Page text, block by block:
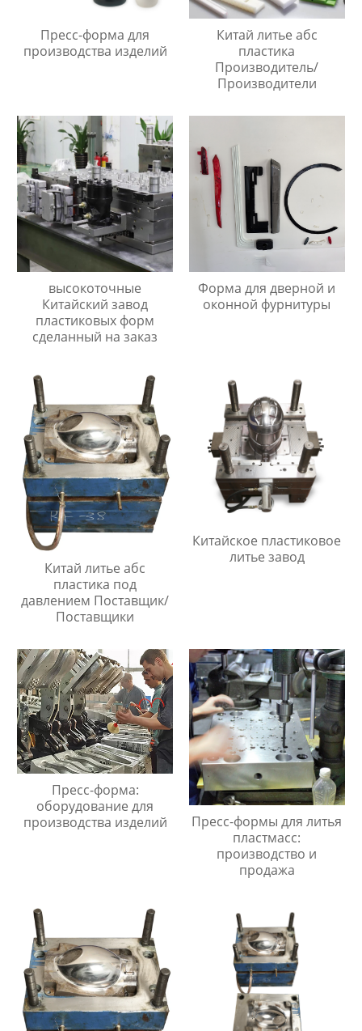
Пресс-форма для
производства изделий
Китай литье абс
пластика
Производитель/
Производители
высокоточные
Китайский завод
пластиковых форм
сделанный на заказ
Форма для дверной и
оконной фурнитуры
Китай литье абс
пластика под
давлением Поставщик/
Поставщики
Китайское пластиковое
литье завод
Пресс-форма:
оборудование для
производства изделий
Пресс-формы для литья
пластмасс:
производство и
продажа